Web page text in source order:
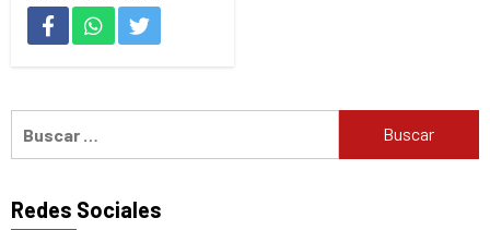
Redes Sociales